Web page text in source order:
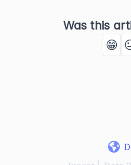
Was this
😁